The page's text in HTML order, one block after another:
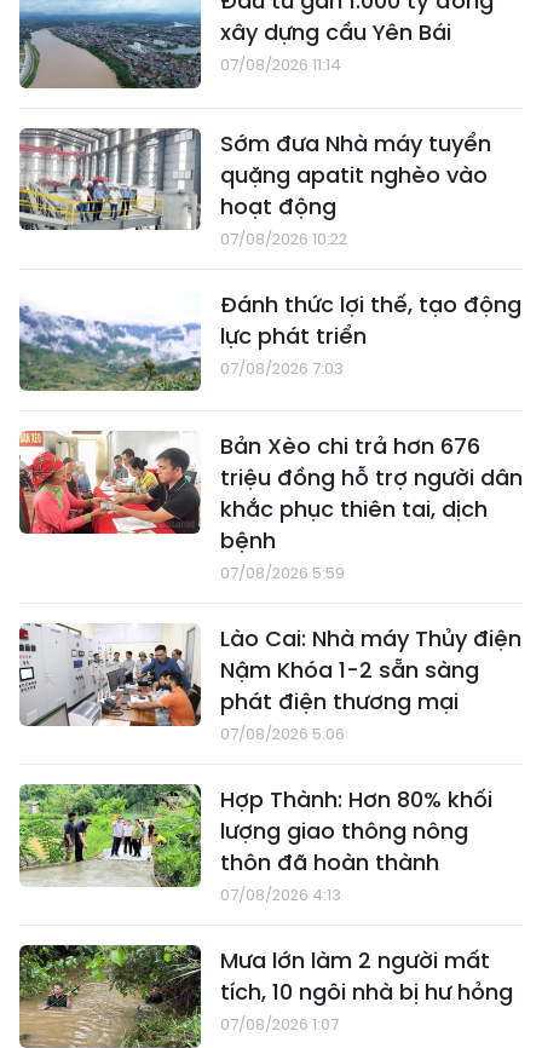
xây dựng cầu Yên Bái
07/08/2026 11:14
Sớm đưa Nhà máy tuyển
quặng apatit nghèo vào
hoạt động
07/08/2026 10:22
Đánh thức lợi thế, tạo động
lực phát triển
07/08/2026 7:03
Bản Xèo chi trả hơn 676
triệu đồng hỗ trợ người dân
khắc phục thiên tai, dịch
bệnh
07/08/2026 5:59
Lào Cai: Nhà máy Thủy điện
Nậm Khóa 1-2 sẵn sàng
phát điện thương mại
07/08/2026 5:06
Hợp Thành: Hơn 80% khối
lượng giao thông nông
thôn đã hoàn thành
07/08/2026 4:13
Mưa lớn làm 2 người mất
tích, 10 ngôi nhà bị hư hỏng
07/08/2026 1:07